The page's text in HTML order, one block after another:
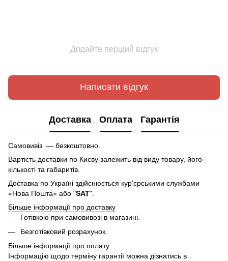
Додайте перший відгук
Написати відгук
Доставка Оплата Гарантія
Самовивіз — безкоштовно.
Вартість доставки по Києву залежить від виду товару, його
кількості та габаритів.
Доставка по Україні здійснюється кур'єрськими службами
«Нова Пошта» або "SAT".
Більше інформації про доставку
Готівкою при самовивозі в магазині.
Безготівковий розрахунок.
Більше інформації про оплату
Інформацію щодо терміну гарантії можна дізнатись в